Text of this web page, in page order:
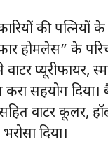
की पत्नियों
होमलेस” के
प्यूरीफायर,
सहयोग
सहित वाटर कूलर,
दिया।